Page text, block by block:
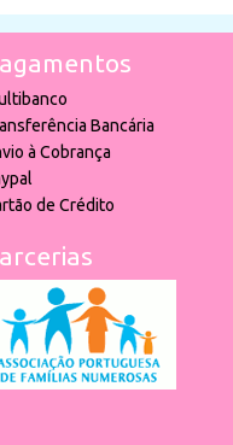
Bancária
à Cobrança
de Crédito